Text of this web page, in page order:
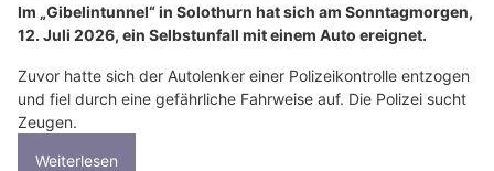
Im „Gibelintunnel“ in Solothurn hat sich am Sonntagmorgen,
12. Juli 2026, ein Selbstunfall mit einem Auto ereignet.
Zuvor hatte sich der Autolenker einer Polizeikontrolle entzogen
und fiel durch eine gefährliche Fahrweise auf. Die Polizei sucht
Zeugen.
Weiterlesen